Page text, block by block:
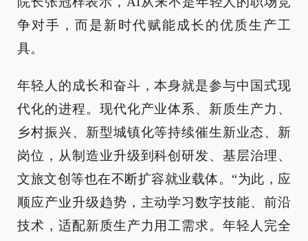
争对手，而是新时代赋能成长的优质生产工
具。
年轻人的成长和奋斗，本身就是参与中国式现
代化的进程。现代化产业体系、新质生产力、
乡村振兴、新型城镇化等持续催生新业态、新
岗位，从制造业升级到科创研发、基层治理、
文旅文创等也在不断扩容就业载体。“为此，应
顺应产业升级趋势，主动学习数字技能、前沿
技术，适配新质生产力用工需求。年轻人完全